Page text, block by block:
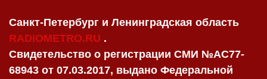
Санкт-Петербург и Ленинградская область
RADIOMETRO.RU .
Свидетельство о регистрации СМИ №AC77-
68943 от 07.03.2017, выдано Федеральной